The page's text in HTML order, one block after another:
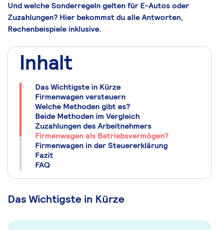
Und welche Sonderregeln gelten für E-Autos oder
Zuzahlungen? Hier bekommst du alle Antworten,
Rechenbeispiele inklusive.
Inhalt
Das Wichtigste in Kürze
Firmenwagen versteuern
Welche Methoden gibt es?
Beide Methoden im Vergleich
Zuzahlungen des Arbeitnehmers
Firmenwagen als Betriebsvermögen?
Firmenwagen in der Steuererklärung
Fazit
FAQ
Das Wichtigste in Kürze